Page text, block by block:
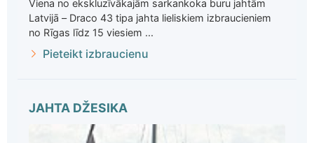
Viena no ekskluzīvākajām sarkankoka buru jahtām
Latvijā – Draco 43 tipa jahta lieliskiem izbraucieniem
no Rīgas līdz 15 viesiem ...
Pieteikt izbraucienu
JAHTA DŽESIKA